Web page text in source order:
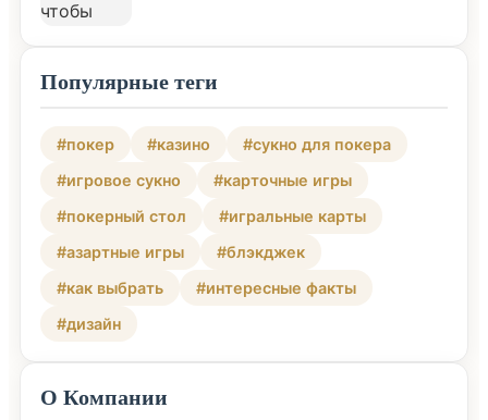
Популярные теги
#покер #казино
#сукно для покера
#игровое сукно
#карточные игры
#покерный стол
#игральные карты
#азартные игры
#блэкджек
#как выбрать
#интересные факты
#дизайн
О Компании